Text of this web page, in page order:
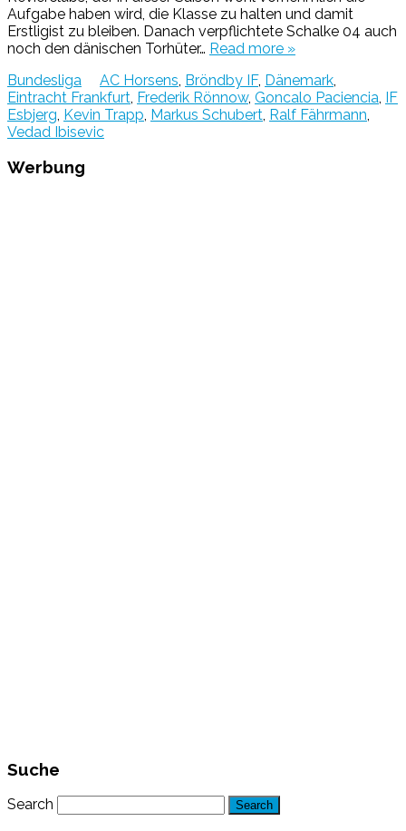
Aufgabe haben wird, die Klasse zu halten und damit
Erstligist zu bleiben. Danach verpflichtete Schalke 04 auch
noch den dänischen Torhüter… Read more »
Bundesliga
AC Horsens Bröndby IF, Dänemark
Eintracht Frankfurt Frederik Rönnow, Goncalo Paciencia IF
Esbjerg Kevin Trapp Markus Schubert Ralf Fährmann
Vedad Ibisevic
Werbung
Suche
Search